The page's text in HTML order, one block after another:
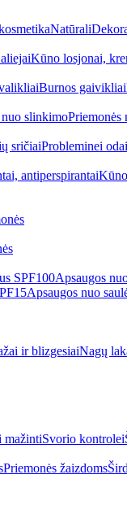
Natūrali
Kūno losjonai,
Burnos gaivikliai
nuo slinkimoPriemonės
sričiaiProbleminei odai
antiperspirantai
SPF100Apsaugos
Apsaugos nuo
ir blizgesiaiNagų
mažintiSvorio kontrolei
Priemonės žaizdoms